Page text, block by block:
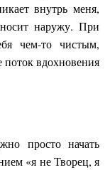
внутрь меня,
наружу. При
чем-то чистым,
вдохновения
просто начать
«я не Творец, я